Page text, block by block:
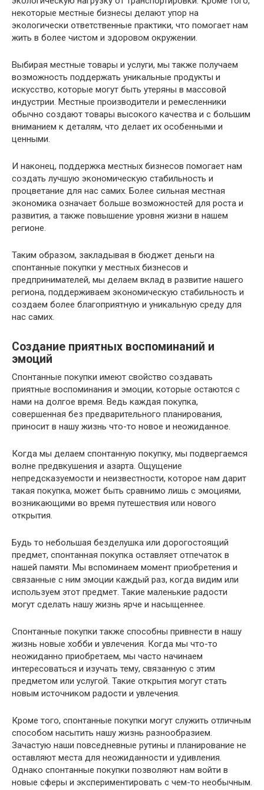
некоторые местные бизнесы делают упор на
экологически ответственные практики, что помогает нам
жить в более чистом и здоровом окружении.
Выбирая местные товары и услуги, мы также получаем
возможность поддержать уникальные продукты и
искусство, которые могут быть утеряны в массовой
индустрии. Местные производители и ремесленники
обычно создают товары высокого качества и с большим
вниманием к деталям, что делает их особенными и
ценными.
И наконец, поддержка местных бизнесов помогает нам
создать лучшую экономическую стабильность и
процветание для нас самих. Более сильная местная
экономика означает больше возможностей для роста и
развития, а также повышение уровня жизни в нашем
регионе.
Таким образом, закладывая в бюджет деньги на
спонтанные покупки у местных бизнесов и
предпринимателей, мы делаем вклад в развитие нашего
региона, поддерживаем экономическую стабильность и
создаем более благоприятную и уникальную среду для
нас самих.
Создание приятных воспоминаний и
эмоций
Спонтанные покупки имеют свойство создавать
приятные воспоминания и эмоции, которые остаются с
нами на долгое время. Ведь каждая покупка,
совершенная без предварительного планирования,
приносит в нашу жизнь что-то новое и неожиданное.
Когда мы делаем спонтанную покупку, мы подвергаемся
волне предвкушения и азарта. Ощущение
непредсказуемости и неизвестности, которое нам дарит
такая покупка, может быть сравнимо лишь с эмоциями,
возникающими во время путешествия или нового
открытия.
Будь то небольшая безделушка или дорогостоящий
предмет, спонтанная покупка оставляет отпечаток в
нашей памяти. Мы вспоминаем момент приобретения и
связанные с ним эмоции каждый раз, когда видим или
используем этот предмет. Такие маленькие радости
могут сделать нашу жизнь ярче и насыщеннее.
Спонтанные покупки также способны привнести в нашу
жизнь новые хобби и увлечения. Когда мы что-то
неожиданно приобретаем, мы часто начинаем
интересоваться и изучать тему, связанную с этим
предметом или услугой. Такие открытия могут стать
новым источником радости и увлечения.
Кроме того, спонтанные покупки могут служить отличным
способом насытить нашу жизнь разнообразием.
Зачастую наши повседневные рутины и планирование не
оставляют места для неожиданности и удивления.
Однако спонтанные покупки позволяют нам войти в
новые сферы и экспериментировать с чем-то необычным.